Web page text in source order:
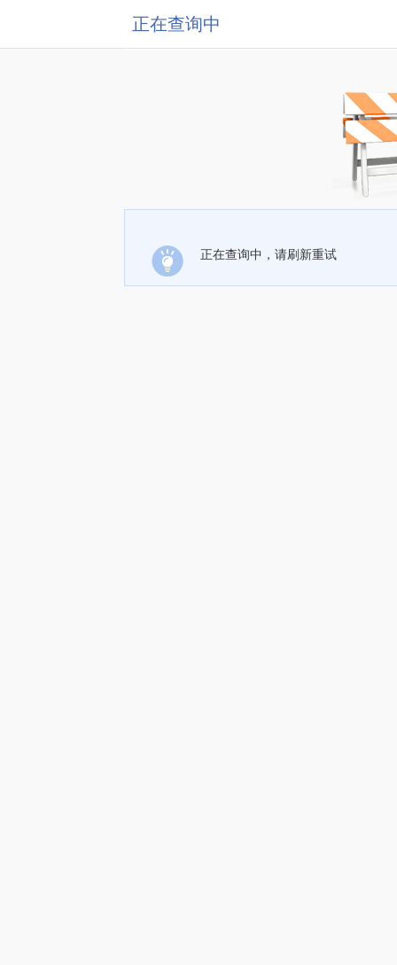
正在查询中
正在查询中，请刷新重试